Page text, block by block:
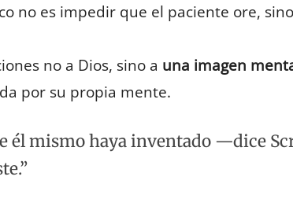
no es impedir que el paciente ore, sino
no a Dios, sino a una imagen
por su propia mente.
él mismo haya inventado —dice